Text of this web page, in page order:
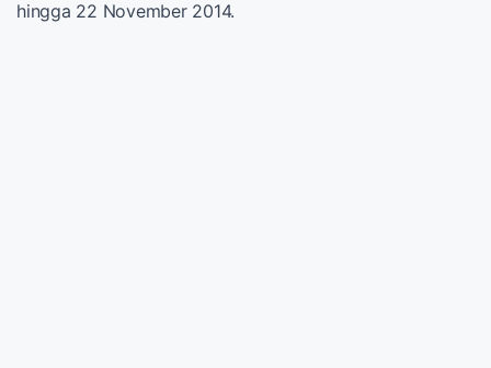
hingga 22 November 2014.